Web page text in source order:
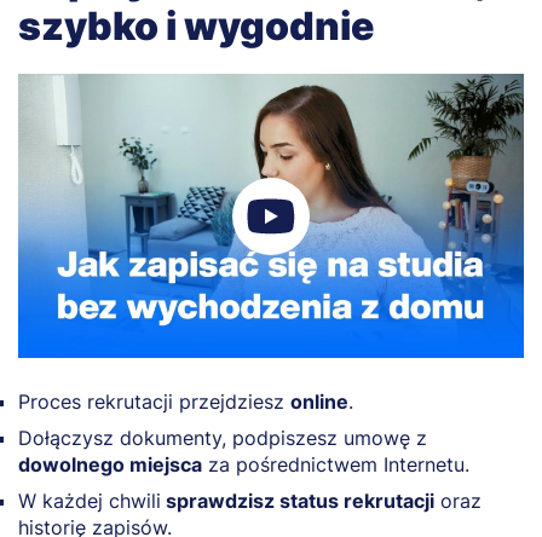
szybko i wygodnie
Proces rekrutacji przejdziesz online.
Dołączysz dokumenty, podpiszesz umowę z
dowolnego miejsca za pośrednictwem Internetu.
W każdej chwili sprawdzisz status rekrutacji oraz
historię zapisów.